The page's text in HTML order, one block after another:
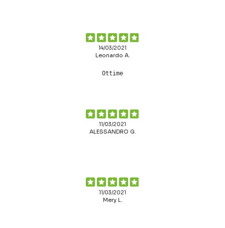
14/03/2021
Leonardo A.
Ottime
11/03/2021
ALESSANDRO G.
11/03/2021
Mery L.